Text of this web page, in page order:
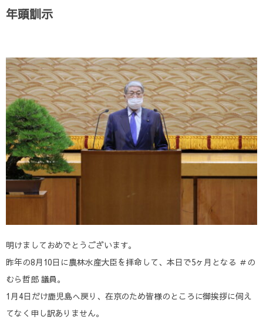
年頭訓示
明けましておめでとうございます。
昨年の8月10日に農林水産大臣を拝命して、本日で5ヶ月となる ＃の
むら哲郎議員。
1月4日だけ鹿児島へ戻り、在京のため皆様のところに御挨拶に伺え
てなく申し訳ありません。